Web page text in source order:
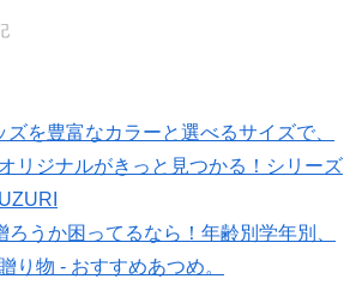
を豊富なカラーと選べるサイズで、
リジナルがきっと見つかる！シリーズ
うか困ってるなら！年齢別学年別、
り物 - おすすめあつめ。